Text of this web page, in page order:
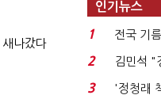
나갔다
인기뉴스
1
전국 기
발윳값
2
김민석 "
청래 "반
3
'정청래